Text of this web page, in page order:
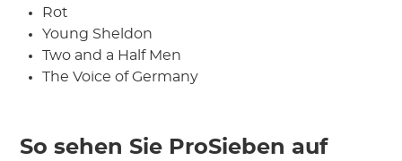
Rot
Young Sheldon
Two and a Half Men
The Voice of Germany
So sehen Sie ProSieben auf